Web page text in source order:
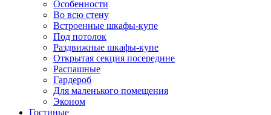
Особенности
Во всю стену
Встроенные шкафы-купе
Под потолок
Раздвижные шкафы-купе
Открытая секция посередине
Распашные
Гардероб
Для маленького помещения
Эконом
Гостиные